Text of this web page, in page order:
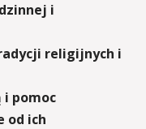
i
religijnych i
i pomoc
od ich